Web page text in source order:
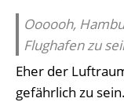
Oooooh,
Flughafen zu
Eher der
gefährlich zu sein.